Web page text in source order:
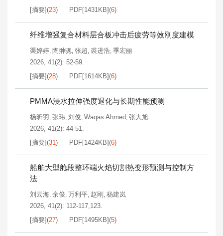
[摘要](23) PDF[1431KB](6)
纤维增强复合材料层合板冲击后疲劳等效刚度建模
渠婷婷, 陶翀骢, 张超, 裘进浩, 季宏丽
2026, 41(2): 52-59.
[摘要](28) PDF[1614KB](6)
PMMA浸水拉伸强度退化与长期性能预测
杨昕羽 , 张玮, 刘俊, Waqas Ahmed, 张大旭
2026, 41(2): 44-51.
[摘要](31) PDF[1424KB](6)
船舶大型舱段整环端火焰切割热变形预测与控制方
法
刘云海, 余俊, 万利平, 赵刚 , 杨建岚
2026, 41(2): 112-117,123.
[摘要](27) PDF[1495KB](5)